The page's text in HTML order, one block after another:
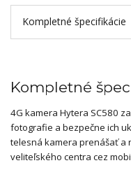
Kompletné špecifikácie
Kompletné
4G kamera Hytera SC580
fotografie a bezpečne ich
telesná kamera prenášať a
veliteľského centra cez